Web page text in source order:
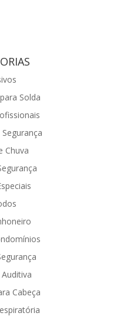
Solda
Chuva
Cabeça